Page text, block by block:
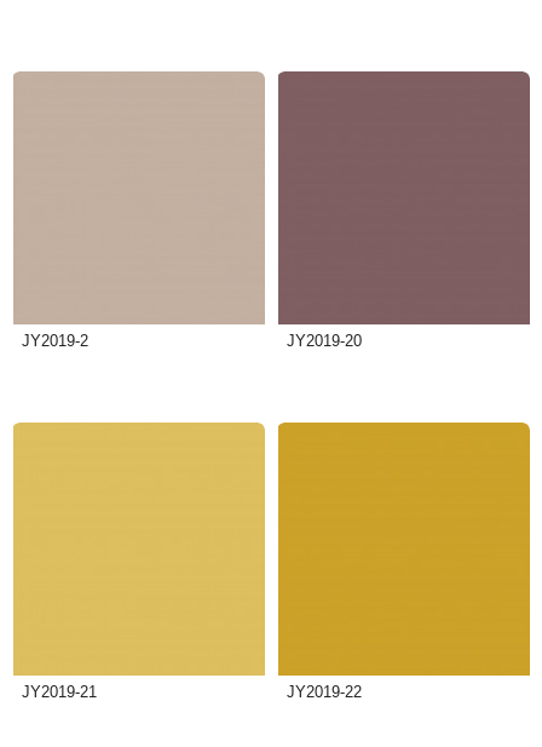
JY2019-2 JY2019-20
JY2019-21 JY2019-22